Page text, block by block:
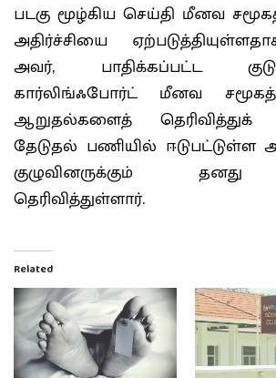
படகு மூழ்கிய செய்தி மீனவ
அதிர்ச்சியை
அவர், பாதிக்கப்பட்ட
கார்லிங்ஃபோர்ட் மீனவ
ஆறுதல்களைத்
தேடுதல் பணியில் ஈடுபட்டுள்ள
குழுவினருக்கும்
தெரிவித்துள்ளார்.
Related